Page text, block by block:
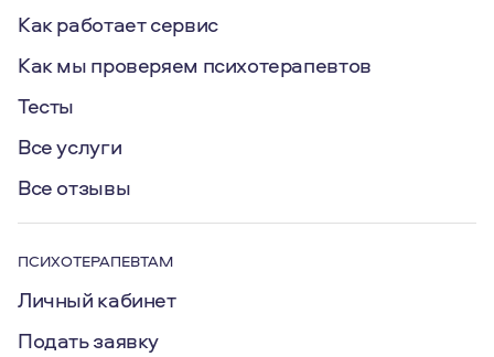
Как работает сервис
Как мы проверяем психотерапевтов
Тесты
Все услуги
Все отзывы
ПСИХОТЕРАПЕВТАМ
Личный кабинет
Подать заявку